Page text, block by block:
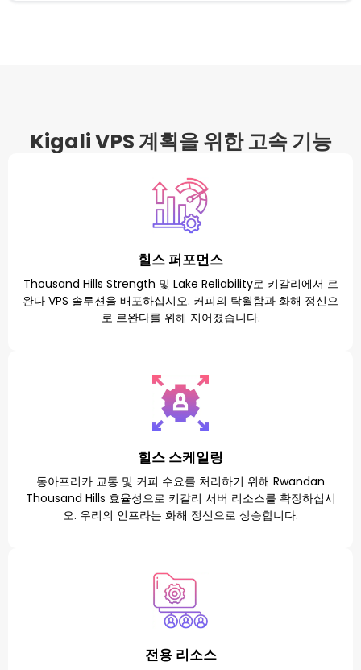
Kigali VPS 계획을 위한 고속 기능
힐스 퍼포먼스
Thousand Hills Strength 및 Lake Reliability로 키갈리에서 르
완다 VPS 솔루션을 배포하십시오. 커피의 탁월함과 화해 정신으
로 르완다를 위해 지어졌습니다.
힐스 스케일링
동아프리카 교통 및 커피 수요를 처리하기 위해 Rwandan
Thousand Hills 효율성으로 키갈리 서버 리소스를 확장하십시
오. 우리의 인프라는 화해 정신으로 상승합니다.
전용 리소스